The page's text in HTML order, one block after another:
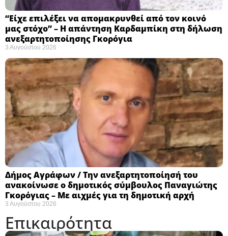
“Είχε επιλέξει να απομακρυνθεί από τον κοινό
μας στόχο” – Η απάντηση Καρδαμπίκη στη δήλωση
ανεξαρτητοποίησης Γκορόγια
3 Αυγούστου 2026
Δήμος Αγράφων / Την ανεξαρτητοποίησή του
ανακοίνωσε ο δημοτικός σύμβουλος Παναγιώτης
Γκορόγιας – Με αιχμές για τη δημοτική αρχή
3 Αυγούστου 2026
Επικαιρότητα